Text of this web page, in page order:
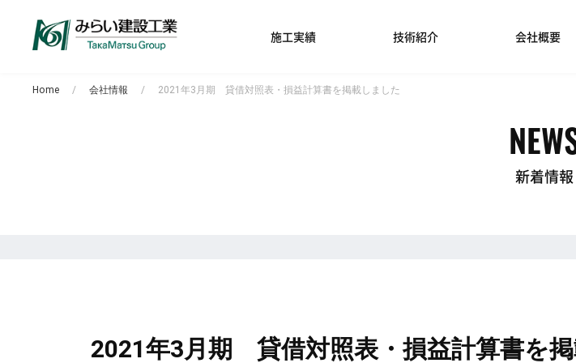
施工実績 技術紹介 会社概要
Home 会社情報 2021年3月期 貸借対照表・損益計算書を掲載しました
新着情報
2021年3月期 貸借対照表・損益計算書を